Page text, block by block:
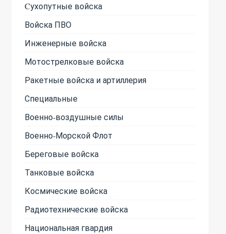
Cухопутные войска
Войска ПВО
Инженерные войска
Мотострелковые войска
Ракетные войска и артиллерия
Специальные
Военно-воздушные силы
Военно-Морской Флот
Береговые войска
Танковые войска
Космические войска
Радиотехнические войска
Национальная гвардия